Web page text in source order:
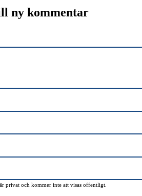
ny kommentar
privat och kommer inte att visas offentligt.